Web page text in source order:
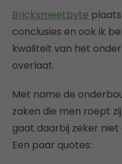
Bricksmeetbyte
conclusies en ook ik
kwaliteit van het
overlaat.
Met name de
zaken die men roept
gaat daarbij zeker
Een paar quotes: